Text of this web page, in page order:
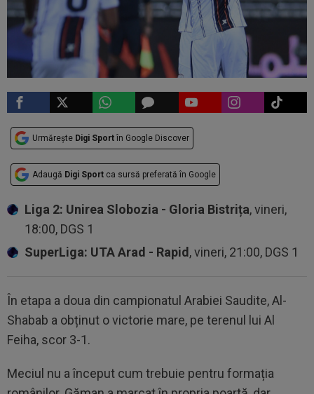
Urmărește Digi Sport în Google Discover
Adaugă Digi Sport ca sursă preferată în Google
Liga 2: Unirea Slobozia - Gloria Bistrița, vineri,
18:00, DGS 1
SuperLiga: UTA Arad - Rapid, vineri, 21:00, DGS 1
În etapa a doua din campionatul Arabiei Saudite, Al-
Shabab a obținut o victorie mare, pe terenul lui Al
Feiha, scor 3-1.
Meciul nu a început cum trebuie pentru formația